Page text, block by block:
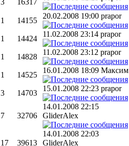
3 16317
1 14155
20.02.2008 19:00 prapor
1 14424
11.02.2008 23:14 prapor
1 14828
11.02.2008 23:12 prapor
1 14525
16.01.2008 18:09 Максим
3 14703
15.01.2008 22:23 prapor
7 32706
14.01.2008 22:15
GliderAlex
17 39613
14.01.2008 22:03
GliderAlex